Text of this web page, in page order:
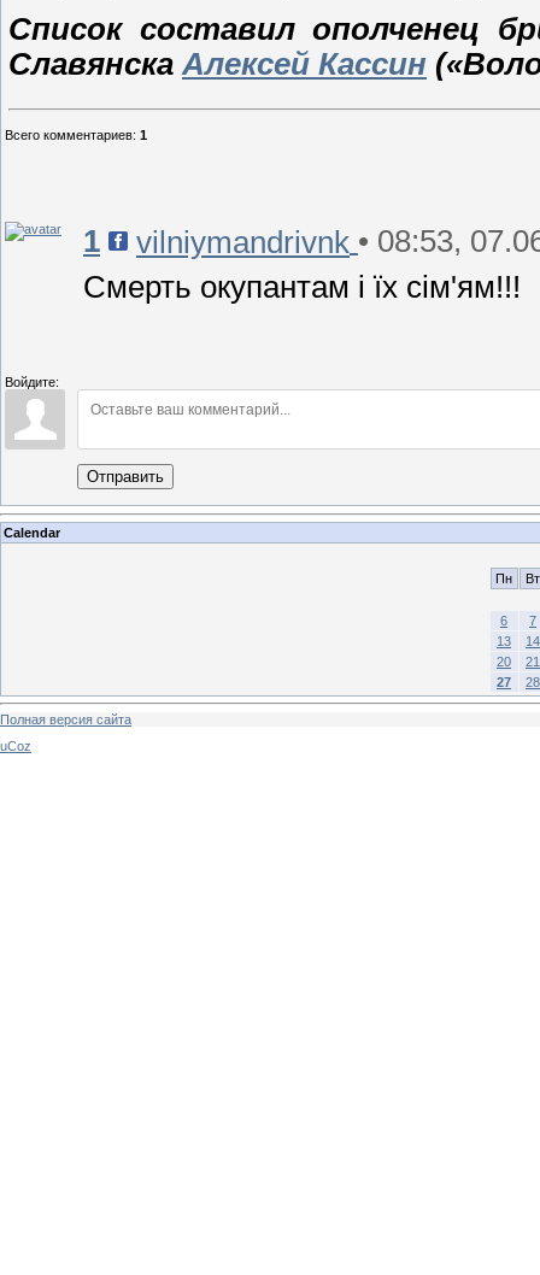
Список составил ополченец
Славянска Алексей Кассин
Всего комментариев: 1
1 vilniymandrivnk • 08:53,
Смерть окупантам і їх сім'ям!!!
Войдите:
Отправить
Calendar
Пн Вт
6
7
13
14
20
21
27
28
Полная версия сайта
uCoz